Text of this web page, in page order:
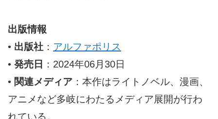
出版情報
• 出版社 ： アルファポリス
• 発売日
：2024年06月30日
• 関連メディア ：本作はライトノベル、漫画、
アニメなど多岐にわたるメディア展開が行わ
れている。